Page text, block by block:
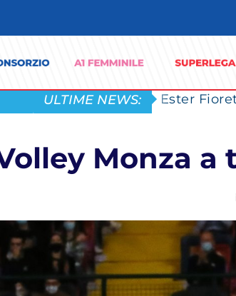
ULTIME NEWS: Ester
Monza